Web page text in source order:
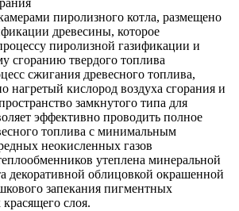
пиролизного котла, размещено
древесины, которое
пиролизной газификации и
сгоранию твердого топлива
сжигания древесного топлива,
нагретый кислород воздуха сгорания и
замкнутого типа для
эффективно проводить полное
топлива с минимальным
неокисленных газов
утеплена минеральной
декоративной облицовкой окрашенной
запекания пигментных
слоя.